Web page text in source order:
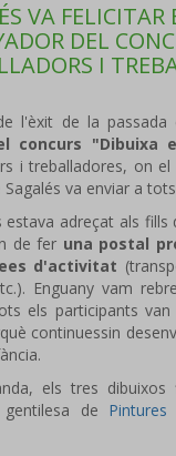
VA
DEL
I
l'èxit de la passada
concurs "Dibuixa
i treballadores, on
Sagalés va enviar a
estava adreçat als
de fer una postal
d'activitat
Enguany vam
els participants
continuessin
els tres
de Pintures